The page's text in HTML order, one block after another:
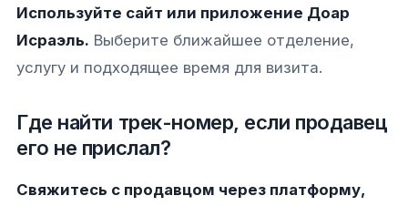
Используйте сайт или приложение Доар
Исраэль. Выберите ближайшее отделение,
услугу и подходящее время для визита.
Где найти трек-номер, если продавец
его не прислал?
Свяжитесь с продавцом через платформу,